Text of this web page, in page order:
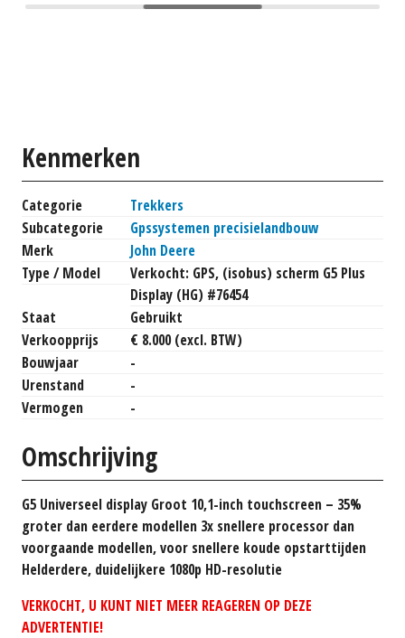
Kenmerken
Categorie
Trekkers
Subcategorie
Gpssystemen precisielandbouw
Merk
John Deere
Type / Model
Verkocht: GPS, (isobus) scherm G5 Plus
Display (HG) #76454
Staat
Gebruikt
Verkoopprijs
€ 8.000 (excl. BTW)
Bouwjaar
-
Urenstand
-
Vermogen
-
Omschrijving
G5 Universeel display Groot 10,1-inch touchscreen – 35%
groter dan eerdere modellen 3x snellere processor dan
voorgaande modellen, voor snellere koude opstarttijden
Helderdere, duidelijkere 1080p HD-resolutie
VERKOCHT, U KUNT NIET MEER REAGEREN OP DEZE
ADVERTENTIE!